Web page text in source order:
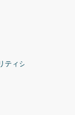
ィシステム)